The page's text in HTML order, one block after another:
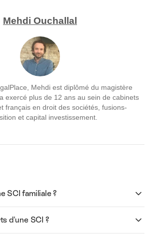
Mehdi Ouchallal
Mehdi est diplômé du magistère
exercé plus de 12 ans au sein de cabinets
français en droit des sociétés, fusions-
et capital investissement.
SCI familiale ?
d'une SCI ?